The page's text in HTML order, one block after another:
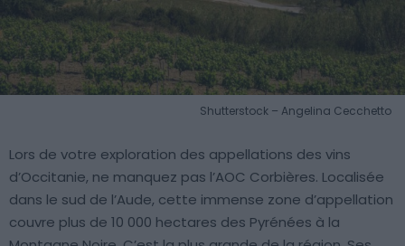
Shutterstock – Angelina Cecchetto
Lors de votre exploration des appellations des vins
d’Occitanie, ne manquez pas l’AOC Corbières. Localisée
dans le sud de l’Aude, cette immense zone d’appellation
couvre plus de 10 000 hectares des Pyrénées à la